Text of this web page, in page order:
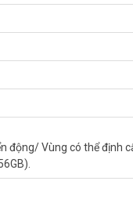
Với độ phân giải
tâm. Hỗ trợ 4 chế độ
ngoài trời với các điều
động/ Vùng có thể định